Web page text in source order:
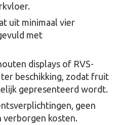
uit minimaal vier
met
displays of RVS-
beschikking, zodat fruit
gepresenteerd wordt.
geen
verborgen kosten.